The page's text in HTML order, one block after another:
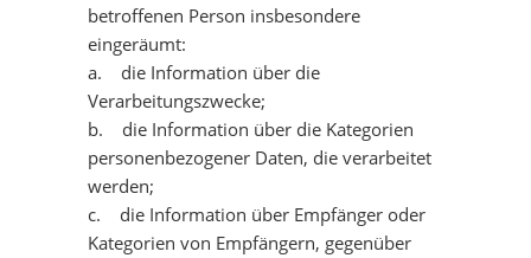
betroffenen Person insbesondere
eingeräumt:
a. die Information über die
Verarbeitungszwecke;
b. die Information über die Kategorien
personenbezogener Daten, die verarbeitet
werden;
c. die Information über Empfänger oder
Kategorien von Empfängern, gegenüber